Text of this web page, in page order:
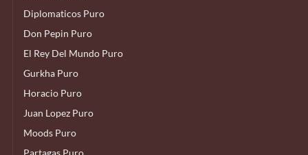
Diplomaticos Puro
Don Pepin Puro
El Rey Del Mundo Puro
Gurkha Puro
Horacio Puro
Juan Lopez Puro
Moods Puro
Partagas Puro